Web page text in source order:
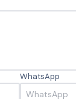
WhatsApp